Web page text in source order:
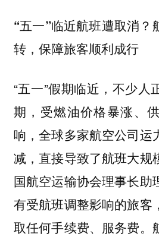
“五一”临近航班遭取消？
转，保障旅客顺利成行
“五一”假期临近，不少人
期，受燃油价格暴涨、
响，全球多家航空公司运
减，直接导致了航班大规
国航空运输协会理事长助
有受航班调整影响的旅客
取任何手续费、服务费。